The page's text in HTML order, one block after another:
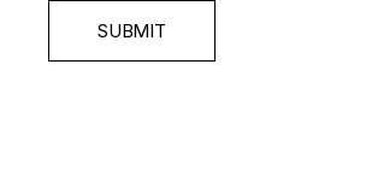
SUBMIT